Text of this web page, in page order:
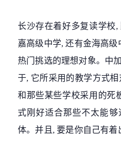
长沙存在着好多复读学校
嘉高级中学, 还有金海高
热门挑选的理想对象。中
于, 它所采用的教学方式
和那些某些学校采用的死
式刚好适合那些不太能
体。并且, 要是你自己有